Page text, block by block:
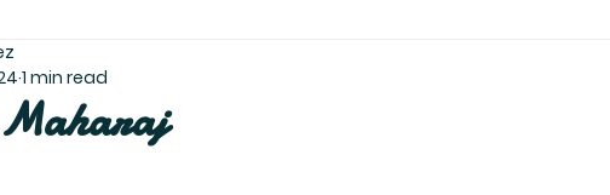
1 min read